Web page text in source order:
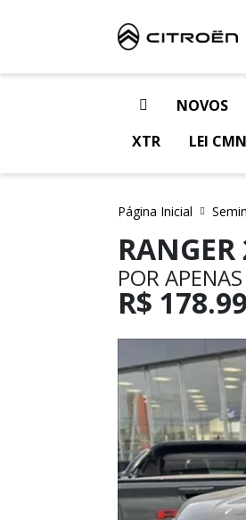
NOVOS
XTR
LEI
Página Inicial
POR APENAS
R$